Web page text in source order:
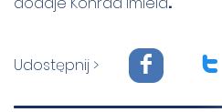
Udostępnij > F T